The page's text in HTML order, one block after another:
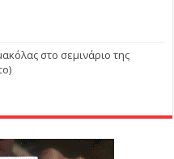
στο σεμινάριο της